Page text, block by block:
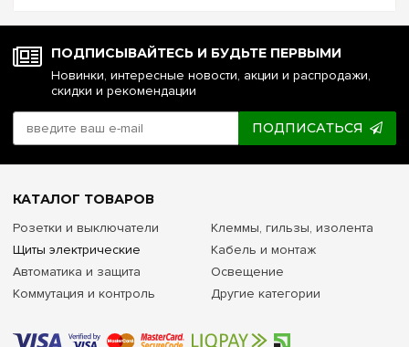
ПОДПИСЫВАЙТЕСЬ И БУДЬТЕ ПЕРВЫМИ
Новинки, интересные новости, акции и распродажи,
скидки и рекомендации
ПОДПИСАТЬСЯ
КАТАЛОГ ТОВАРОВ
Розетки и выключатели
Щиты электрические
Автоматика и защита
Коммутация и контроль
Клеммы, гильзы, изолента
Кабель и монтаж
Освещение
Другие категории